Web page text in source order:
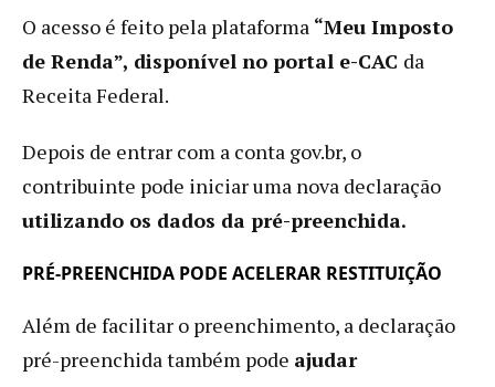
O acesso é feito pela plataforma “Meu Imposto
de Renda”, disponível no portal e-CAC da
Receita Federal.
Depois de entrar com a conta gov.br, o
contribuinte pode iniciar uma nova declaração
utilizando os dados da pré-preenchida.
PRÉ-PREENCHIDA PODE ACELERAR RESTITUIÇÃO
Além de facilitar o preenchimento, a declaração
pré-preenchida também pode ajudar